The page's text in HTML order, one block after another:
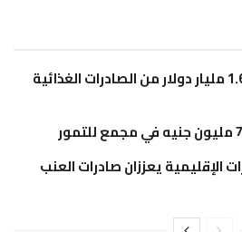
10 أسواق تستحوذ على 1.6 مليار دولار من الصادرات الغذائية
الإقليمية يعززان صادرات العنب